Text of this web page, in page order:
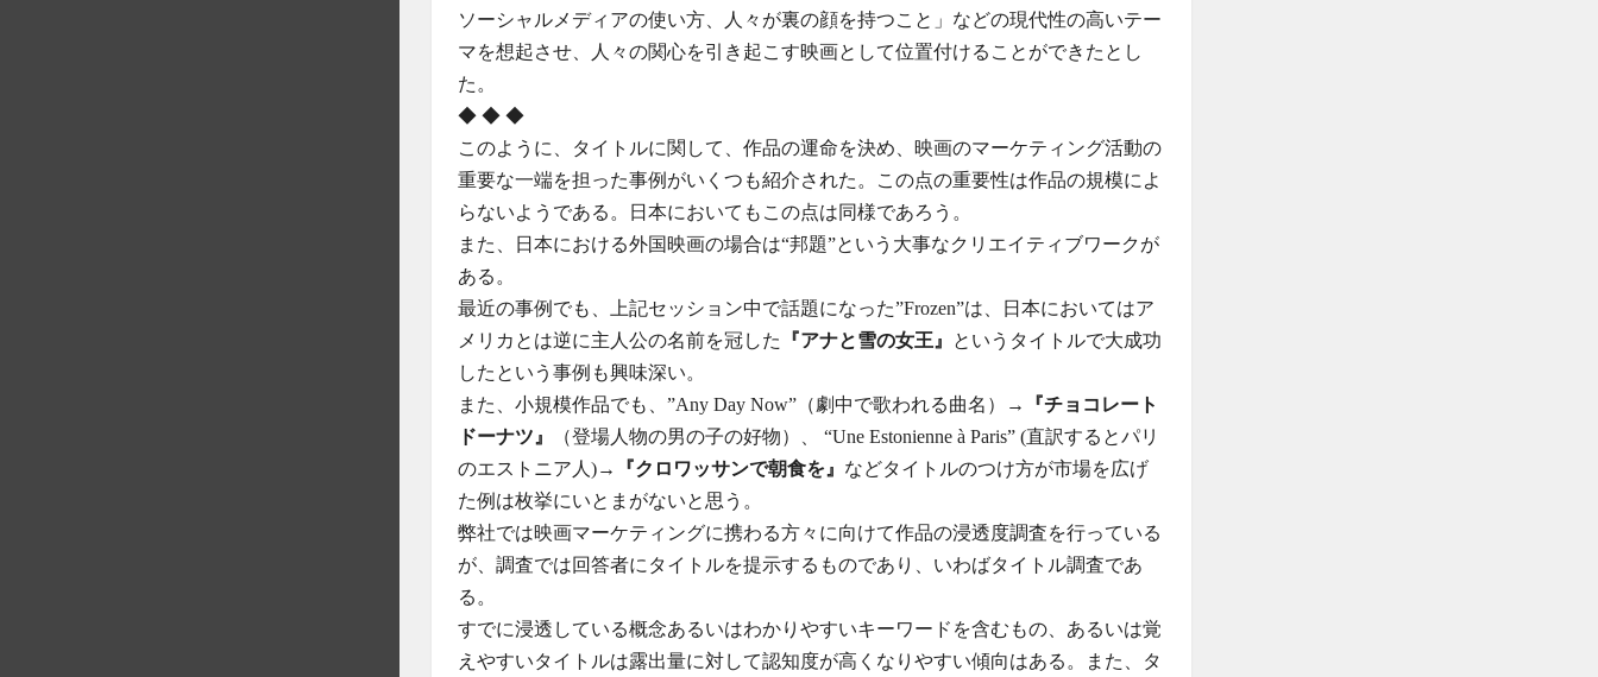
ソーシャルメディアの使い方、人々が裏の顔を持つこと」などの現代性の高いテー
マを想起させ、人々の関心を引き起こす映画として位置付けることができたとし
た。
◆ ◆ ◆
このように、タイトルに関して、作品の運命を決め、映画のマーケティング活動の
重要な一端を担った事例がいくつも紹介された。この点の重要性は作品の規模によ
らないようである。日本においてもこの点は同様であろう。
また、日本における外国映画の場合は“邦題”という大事なクリエイティブワークが
ある。
最近の事例でも、上記セッション中で話題になった”Frozen”は、日本においてはア
メリカとは逆に主人公の名前を冠した
『アナと雪の女王』
というタイトルで大成功
したという事例も興味深い。
また、小規模作品でも、”Any Day Now”（劇中で歌われる曲名）→
『チョコレート
ドーナツ』
（登場人物の男の子の好物）、 “Une Estonienne à Paris” (直訳するとパリ
のエストニア人)→
『クロワッサンで朝食を』 などタイトルのつけ方が市場を広げ
た例は枚挙にいとまがないと思う。
弊社では映画マーケティングに携わる方々に向けて作品の浸透度調査を行っている
が、調査では回答者にタイトルを提示するものであり、いわばタイトル調査であ
る。
すでに浸透している概念あるいはわかりやすいキーワードを含むもの、あるいは覚
えやすいタイトルは露出量に対して認知度が高くなりやすい傾向はある。また、タ